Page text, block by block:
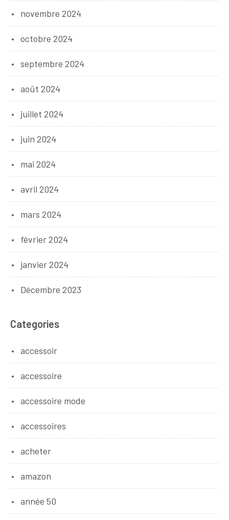
novembre 2024
octobre 2024
septembre 2024
août 2024
juillet 2024
juin 2024
mai 2024
avril 2024
mars 2024
février 2024
janvier 2024
Décembre 2023
Categories
accessoir
accessoire
accessoire mode
accessoires
acheter
amazon
année 50